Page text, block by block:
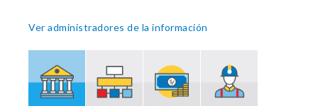
Ver administradores de la información